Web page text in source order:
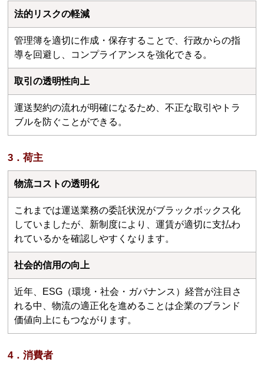
法的リスクの軽減
管理簿を適切に作成・保存することで、行政からの指
導を回避し、コンプライアンスを強化できる。
取引の透明性向上
運送契約の流れが明確になるため、不正な取引やトラ
ブルを防ぐことができる。
3．荷主
物流コストの透明化
これまでは運送業務の委託状況がブラックボックス化
していましたが、新制度により、運賃が適切に支払わ
れているかを確認しやすくなります。
社会的信用の向上
近年、ESG（環境・社会・ガバナンス）経営が注目さ
れる中、物流の適正化を進めることは企業のブランド
価値向上にもつながります。
4．消費者